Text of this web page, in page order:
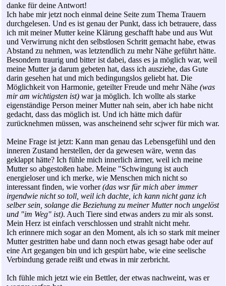
danke für deine Antwort!
Ich habe mir jetzt noch einmal deine Seite zum Thema Trauern
durchgelesen. Und es ist genau der Punkt, dass ich betrauere, dass
ich mit meiner Mutter keine Klärung geschafft habe und aus Wut
und Verwirrung nicht den selbstlosen Schritt gemacht habe, etwas
Abstand zu nehmen, was letztendlich zu mehr Nähe geführt hätte.
Besondern traurig und bitter ist dabei, dass es ja möglich war, weil
meine Mutter ja darum gebeten hat, dass ich ausziehe, das Gute
darin gesehen hat und mich bedingungslos geliebt hat. Die
Möglichkeit von Harmonie, geteilter Freude und mehr Nähe (was
mir am wichtigsten ist) war ja möglich. Ich wollte als starke
eigenständige Person meiner Mutter nah sein, aber ich habe nicht
gedacht, dass das möglich ist. Und ich hätte mich dafür
zurücknehmen müssen, was anscheinend sehr scjwer für mich war.
Meine Frage ist jetzt: Kann man genau das Lebensgefühl und den
inneren Zustand herstellen, der da gewesen wäre, wenn das
geklappt hätte? Ich fühle mich innerlich ärmer, weil ich meine
Mutter so abgestoßen habe. Meine "Schwingung ist auch
energieloser und ich merke, wie Menschen mich nicht so
interessant finden, wie vorher(das wsr für mich aber immer
irgendwie nicht so toll, weil ich dachte, ich kann nicht ganz ich
selber sein, solange die Beziehung zu meiner Mutter noch ungelöst
und "im Weg" ist). Auch Tiere sind etwas anders zu mir als sonst.
Mein Herz ist einfach verschlossen und strahlt nicht mehr.
Ich erinnere mich sogar an den Moment, als ich so stark mit meiner
Mutter gestritten habe und dann noch etwas gesagt habe oder auf
eine Art gegangen bin und ich gespürt habe, wie eine seelische
Verbindung gerade reißt und etwas in mir zerbricht.
Ich fühle mich jetzt wie ein Bettler, der etwas nachweint, was er